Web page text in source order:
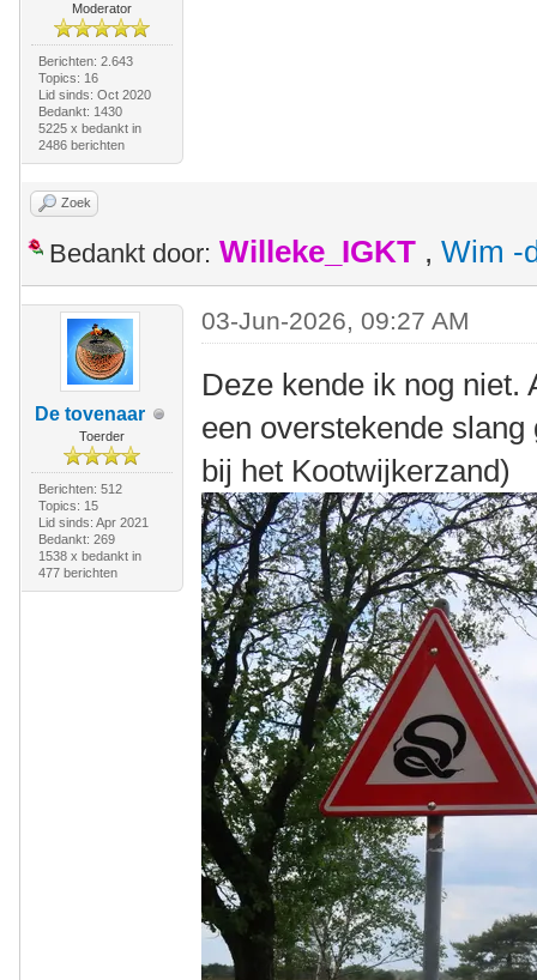
Moderator
Berichten: 2.643
Topics: 16
Lid sinds: Oct 2020
Bedankt: 1430
5225 x bedankt in
2486 berichten
Zoek
Bedankt door: Willeke_IGKT , Wim -
De tovenaar
Toerder
Berichten: 512
Topics: 15
Lid sinds: Apr 2021
Bedankt: 269
1538 x bedankt in
477 berichten
03-Jun-2026, 09:27 AM
Deze kende ik nog niet.
een overstekende
bij het Kootwijkerzand)